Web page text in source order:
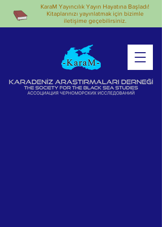
KaraM Yayıncılık Yayın Hayatına Başladı!
Kitaplarınızı yayınlatmak için bizimle
iletişime geçebilirsiniz.